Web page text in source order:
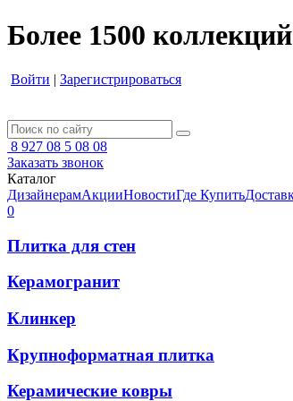
Более 1500
Войти | Зарегистрироваться
8 927 08 5 08 08
Заказать звонок
Каталог
ДизайнерамАкцииНовостиГде Купить
0
Плитка для стен
Керамогранит
Клинкер
Крупноформатная плитка
Керамические ковры